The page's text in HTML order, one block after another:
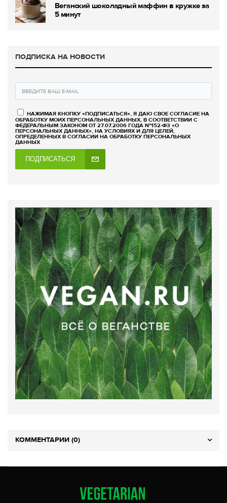
Веганский шоколадный маффин в кружке за
5 минут
ПОДПИСКА НА НОВОСТИ
НАЖИМАЯ КНОПКУ «ПОДПИСАТЬСЯ», Я ДАЮ СВОЕ СОГЛАСИЕ НА
ОБРАБОТКУ МОИХ ПЕРСОНАЛЬНЫХ ДАННЫХ, В СООТВЕТСТВИИ С
ФЕДЕРАЛЬНЫМ ЗАКОНОМ ОТ 27.07.2006 ГОДА №152-ФЗ «О
ПЕРСОНАЛЬНЫХ ДАННЫХ», НА УСЛОВИЯХ И ДЛЯ ЦЕЛЕЙ,
ОПРЕДЕЛЕННЫХ В СОГЛАСИИ НА ОБРАБОТКУ ПЕРСОНАЛЬНЫХ
ДАННЫХ
ПОДПИСАТЬСЯ
КОММЕНТАРИИ (0)